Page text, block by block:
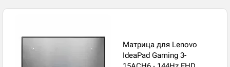
Матрица для Lenovo
IdeaPad Gaming 3-